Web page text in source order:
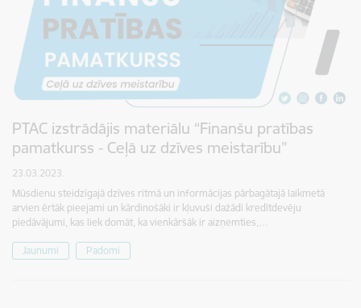
PTAC izstrādājis materiālu “Finanšu pratības
pamatkurss - Ceļā uz dzīves meistarību”
23.03.2023.
Mūsdienu steidzīgajā dzīves ritmā un informācijas pārbagātajā laikmetā
arvien ērtāk pieejami un kārdinošāki ir kļuvuši dažādi kredītdevēju
piedāvājumi, kas liek domāt, ka vienkāršāk ir aizņemties,…
Jaunumi Padomi